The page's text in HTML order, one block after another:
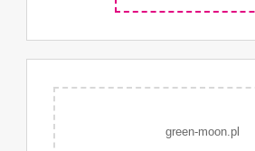
green-moon.pl